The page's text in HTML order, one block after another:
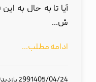
آیا تا به حال به
ش...
ادامه مطلب...
1405/04/24299 بازدید